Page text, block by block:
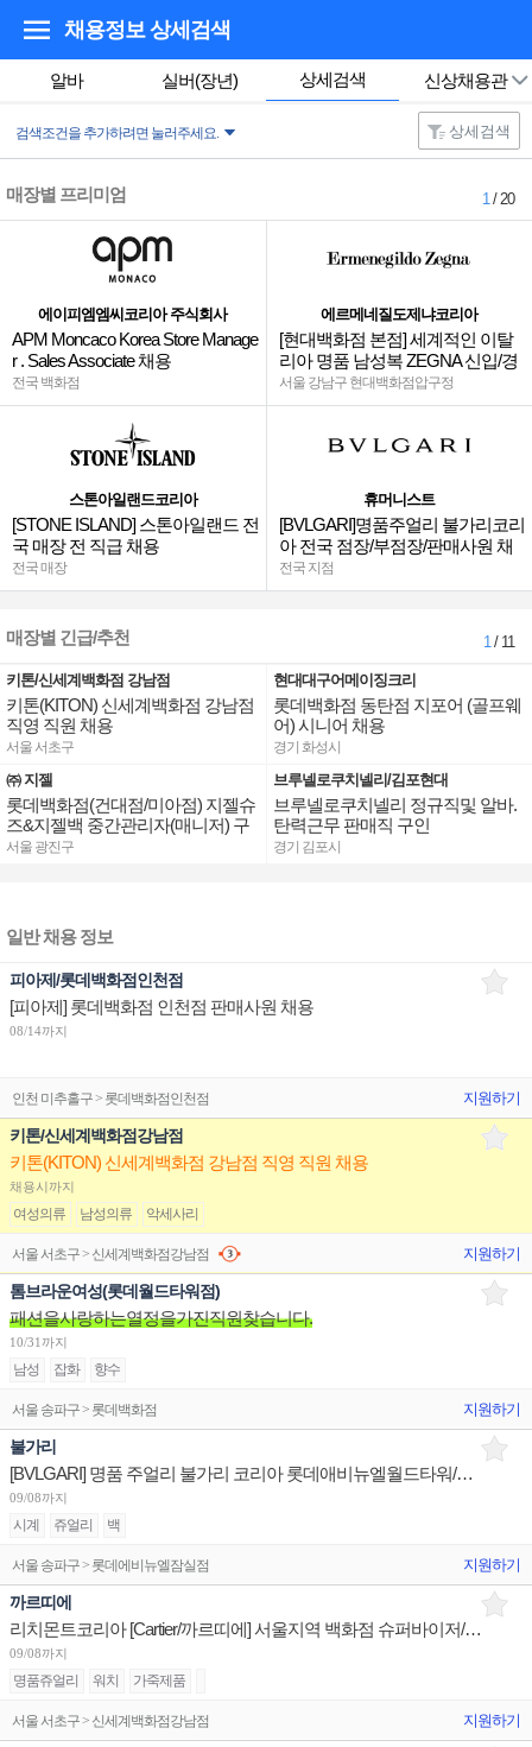
채용정보 상세검색
알바 실버(장년) 상세검색 신상채용관
검색조건을 추가하려면 눌러주세요. 상세검색
매장별 프리미엄 1/ 20
에이피엠엠씨코리아 주식회사
APM Moncaco Korea Store Manage
r . Sales Associate 채용
전국 백화점
스톤아일랜드코리아
[STONE ISLAND] 스톤아일랜드 전
국 매장 전 직급 채용
전국 매장
에르메네질도제냐코리아
[현대백화점 본점] 세계적인 이탈
리아 명품 남성복 ZEGNA 신입/경
력
서울 강남구 현대백화점압구정
휴머니스트
[BVLGARI]명품주얼리 불가리코리
아 전국 점장/부점장/판매사원 채
용
전국 지점
매장별 긴급/추천 1/ 11
키톤/신세계백화점 강남점
키톤(KITON) 신세계백화점 강남점
직영 직원 채용
서울 서초구
㈜ 지젤
롯데백화점(건대점/미아점) 지젤슈
즈&지젤백 중간관리자(매니저) 구
인합니다
서울 광진구
현대대구어메이징크리
롯데백화점 동탄점 지포어 (골프웨
어) 시니어 채용
경기 화성시
브루넬로쿠치넬리/김포현대
브루넬로쿠치넬리 정규직및 알바.
탄력근무 판매직 구인
경기 김포시
일반 채용 정보
피아제/롯데백화점인천점
[피아제] 롯데백화점 인천점 판매사원 채용
08/14까지
인천 미추홀구 > 롯데백화점인천점 지원하기
키톤/신세계백화점강남점
키톤(KITON) 신세계백화점 강남점 직영 직원 채용
채용시까지
여성의류 남성의류 악세사리
서울 서초구 > 신세계백화점강남점 지원하기
톰브라운여성(롯데월드타워점)
패션을사랑하는열정을가진직원찾습니다.
10/31까지
남성 잡화 향수
서울 송파구 > 롯데백화점 지원하기
불가리
[BVLGARI] 명품 주얼리 불가리 코리아 롯데애비뉴엘월드타워/현대판교/신세계센텀 부점장 채용
09/08까지
시계 쥬얼리 백
서울 송파구 > 롯데에비뉴엘잠실점 지원하기
까르띠에
리치몬트코리아 [Cartier/까르띠에] 서울지역 백화점 슈퍼바이저/판매사원/어드민 채용
09/08까지
명품쥬얼리 워치 가죽제품
서울 서초구 > 신세계백화점강남점 지원하기